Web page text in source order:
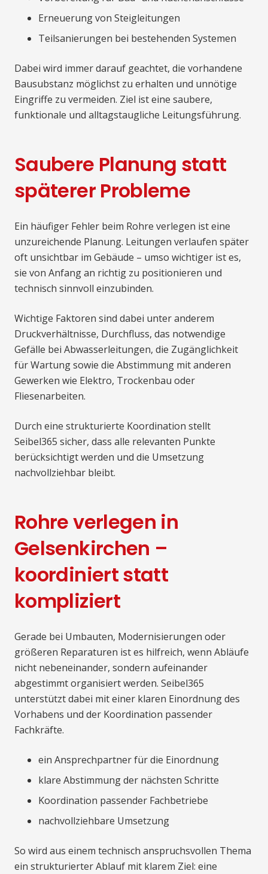
Erneuerung von Steigleitungen
Teilsanierungen bei bestehenden Systemen
Dabei wird immer darauf geachtet, die vorhandene
Bausubstanz möglichst zu erhalten und unnötige
Eingriffe zu vermeiden. Ziel ist eine saubere,
funktionale und alltagstaugliche Leitungsführung.
Saubere Planung statt
späterer Probleme
Ein häufiger Fehler beim Rohre verlegen ist eine
unzureichende Planung. Leitungen verlaufen später
oft unsichtbar im Gebäude – umso wichtiger ist es,
sie von Anfang an richtig zu positionieren und
technisch sinnvoll einzubinden.
Wichtige Faktoren sind dabei unter anderem
Druckverhältnisse, Durchfluss, das notwendige
Gefälle bei Abwasserleitungen, die Zugänglichkeit
für Wartung sowie die Abstimmung mit anderen
Gewerken wie Elektro, Trockenbau oder
Fliesenarbeiten.
Durch eine strukturierte Koordination stellt
Seibel365 sicher, dass alle relevanten Punkte
berücksichtigt werden und die Umsetzung
nachvollziehbar bleibt.
Rohre verlegen in
Gelsenkirchen –
koordiniert statt
kompliziert
Gerade bei Umbauten, Modernisierungen oder
größeren Reparaturen ist es hilfreich, wenn Abläufe
nicht nebeneinander, sondern aufeinander
abgestimmt organisiert werden. Seibel365
unterstützt dabei mit einer klaren Einordnung des
Vorhabens und der Koordination passender
Fachkräfte.
ein Ansprechpartner für die Einordnung
klare Abstimmung der nächsten Schritte
Koordination passender Fachbetriebe
nachvollziehbare Umsetzung
So wird aus einem technisch anspruchsvollen Thema
ein strukturierter Ablauf mit klarem Ziel: eine